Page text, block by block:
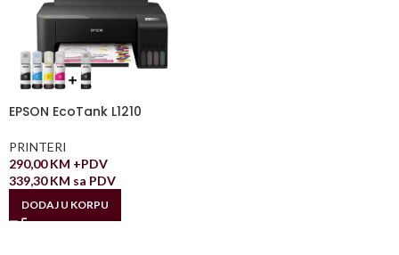
EPSON EcoTank L1210
PRINTERI
290,00KM +PDV
339,30KM sa PDV
DODAJ U KORPU